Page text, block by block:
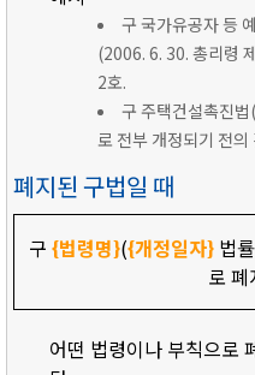
구 국가유공자 등
(2006. 6. 30. 총리령
2호.
구 주택건설촉진
로 전부 개정되기 전의
폐지된 구법일 때
구 {법령명}({개정일자}법
로 폐
어떤 법령이나 부칙으로